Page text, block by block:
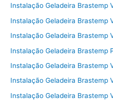
Instalação Geladeira Brastemp
Instalação Geladeira Brastemp
Instalação Geladeira Brastemp
Instalação Geladeira Brastemp
Instalação Geladeira Brastemp
Instalação Geladeira Brastemp
Instalação Geladeira Brastemp